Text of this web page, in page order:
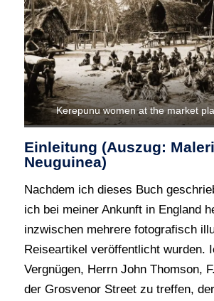
Kerepunu women at the market
Einleitung (Auszug:
Neuguinea)
Nachdem ich dieses Buch
ich bei meiner Ankunft in England
inzwischen mehrere fotografisch
Reiseartikel veröffentlicht wurden.
Vergnügen, Herrn John Thomson,
der Grosvenor Street zu treffen,